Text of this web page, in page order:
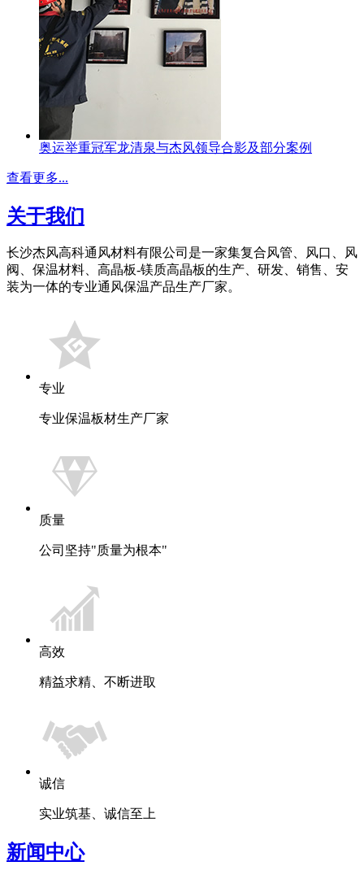
奥运举重冠军龙清泉与杰风领导合影及部分案例
查看更多...
关于我们
长沙杰风高科通风材料有限公司是一家集复合风管、风口、风
阀、保温材料、高晶板-镁质高晶板的生产、研发、销售、安
装为一体的专业通风保温产品生产厂家。
专业
专业保温板材生产厂家
质量
公司坚持"质量为根本"
高效
精益求精、不断进取
诚信
实业筑基、诚信至上
新闻中心